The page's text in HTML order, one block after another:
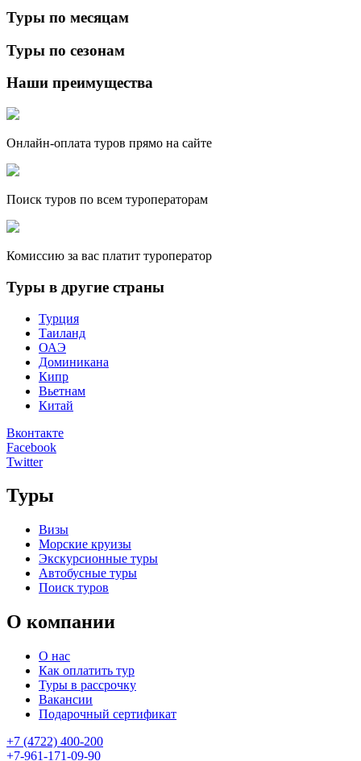
Туры по месяцам
Туры по сезонам
Наши преимущества
Онлайн-оплата туров прямо на сайте
Поиск туров по всем туроператорам
Комиссию за вас платит туроператор
Туры в другие страны
Турция
Таиланд
ОАЭ
Доминикана
Кипр
Вьетнам
Китай
Вконтакте
Facebook
Twitter
Туры
Визы
Морские круизы
Экскурсионные туры
Автобусные туры
Поиск туров
О компании
О нас
Как оплатить тур
Туры в рассрочку
Вакансии
Подарочный сертификат
+7 (4722) 400-200
+7-961-171-09-90